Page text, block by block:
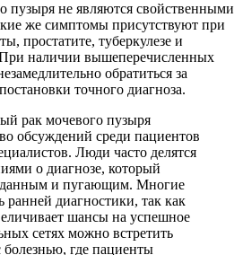
пузыря не являются свойственными
же симптомы присутствуют при
простатите, туберкулезе и
наличии вышеперечисленных
обратиться за
точного диагноза.
рак мочевого пузыря
обсуждений среди пациентов
Люди часто делятся
о диагнозе, который
и пугающим. Многие
ранней диагностики, так как
шансы на успешное
сетях можно встретить
болезнью, где пациенты